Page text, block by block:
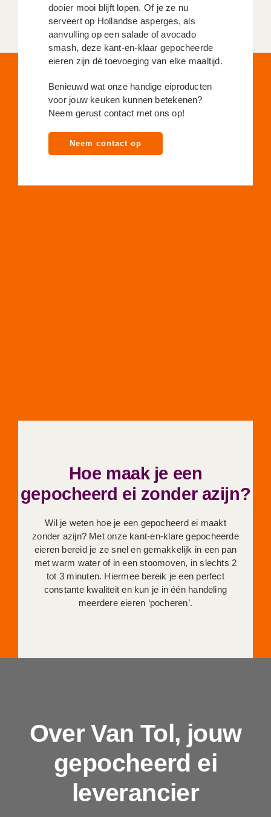
dooier mooi blijft lopen. Of je ze nu
serveert op Hollandse asperges, als
aanvulling op een salade of avocado
smash, deze kant-en-klaar gepocheerde
eieren zijn dé toevoeging van elke maaltijd.
Benieuwd wat onze handige eiproducten
voor jouw keuken kunnen betekenen?
Neem gerust contact met ons op!
Neem contact op
Hoe maak je een
gepocheerd ei zonder azijn?
Wil je weten hoe je een gepocheerd ei maakt
zonder azijn? Met onze kant-en-klare gepocheerde
eieren bereid je ze snel en gemakkelijk in een pan
met warm water of in een stoomoven, in slechts 2
tot 3 minuten. Hiermee bereik je een perfect
constante kwaliteit en kun je in één handeling
meerdere eieren ‘pocheren’.
Over Van Tol, jouw
gepocheerd ei
leverancier